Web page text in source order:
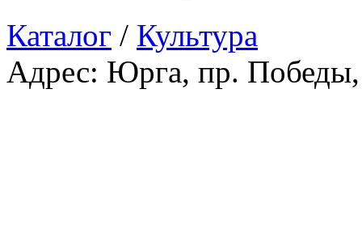
Каталог / Культура
Адрес: Юрга, пр. Победы,